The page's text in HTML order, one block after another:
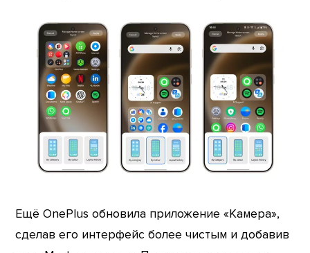
Ещё OnePlus обновила приложение «Камера»,
сделав его интерфейс более чистым и добавив